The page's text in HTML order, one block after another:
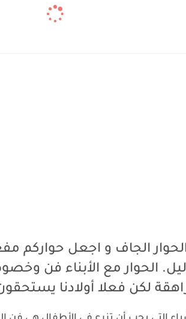
الجاف و اجعل حواركم
الحوار مع الأبناء فن
لكن فعلا أولادنا